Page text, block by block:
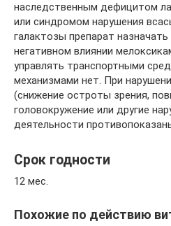
наследственным дефицитом
или синдромом нарушения
галактозы препарат
негативном влиянии
управлять транспортными
механизмами нет. При
(снижение остроты зрения,
головокружение или другие
деятельности
Срок годности
12 мес.
Похожие по действию